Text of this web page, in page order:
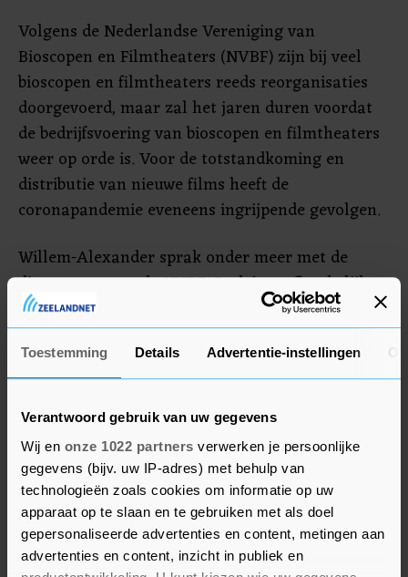
Toestemming Details Advertentie-instellingen
Verantwoord gebruik van uw gegevens
Wij en onze 1022 partners verwerken je persoonlijke
gegevens (bijv. uw IP-adres) met behulp van
technologieën zoals cookies om informatie op uw
apparaat op te slaan en te gebruiken met als doel
gepersonaliseerde advertenties en content, metingen aan
advertenties en content, inzicht in publiek en
Volgens de Nederlandse Vereniging van
Bioscopen en Filmtheaters (NVBF) zijn bij veel
bioscopen en filmtheaters reeds reorganisaties
doorgevoerd, maar zal het jaren duren voordat
de bedrijfsvoering van bioscopen en filmtheaters
weer op orde is. Voor de totstandkoming en
distributie van nieuwe films heeft de
coronapandemie eveneens ingrijpende gevolgen.
Willem-Alexander sprak onder meer met de
directeuren van de NVBF, Pathé, onafhankelijke
bioscoop CineCity Vlissingen en filmtheater
LantarenVenster Rotterdam over de impact van
de coronapandemie op hun ondernemingen. Zij
vertelden over het effect van de tweede golf en de
lockdown op hun bedrijven en werd er
vooruitgeblikt op de tijd na de pandemie.